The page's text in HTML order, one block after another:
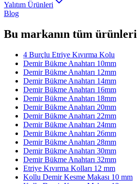
Yalıtım Ürünleri
Blog
Bu markanın tüm ürünleri
4 Burçlu Etriye Kıvırma Kolu
Demir Bükme Anahtarı 10mm
Demir Bükme Anahtarı 12mm
Demir Bükme Anahtarı 14mm
Demir Bükme Anahtarı 16mm
Demir Bükme Anahtarı 18mm
Demir Bükme Anahtarı 20mm
Demir Bükme Anahtarı 22mm
Demir Bükme Anahtarı 24mm
Demir Bükme Anahtarı 26mm
Demir Bükme Anahtarı 28mm
Demir Bükme Anahtarı 30mm
Demir Bükme Anahtarı 32mm
Etriye Kıvırma Kolları 12 mm
Kollu Demir Kesme Makası 10 mm